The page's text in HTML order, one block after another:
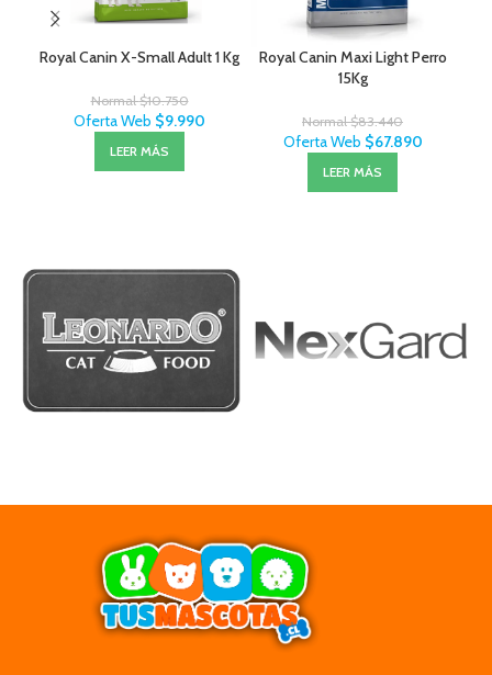
Royal Canin X-Small Adult 1 Kg
Normal$10.750
Oferta Web $9.990
LEER MÁS
Royal Canin Maxi Light Perro
15Kg
Normal$83.440
Oferta Web $67.890
LEER MÁS